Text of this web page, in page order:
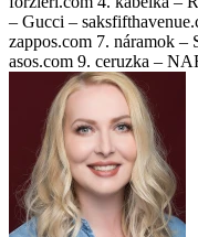
– Gucci –
zappos.com 7. náramok –
asos.com 9. ceruzka –